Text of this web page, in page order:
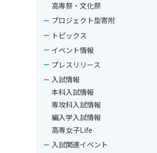
高専祭・文化祭
プロジェクト型寄附
トピックス
イベント情報
プレスリリース
入試情報
本科入試情報
専攻科入試情報
編入学入試情報
高専女子Life
入試関連イベント